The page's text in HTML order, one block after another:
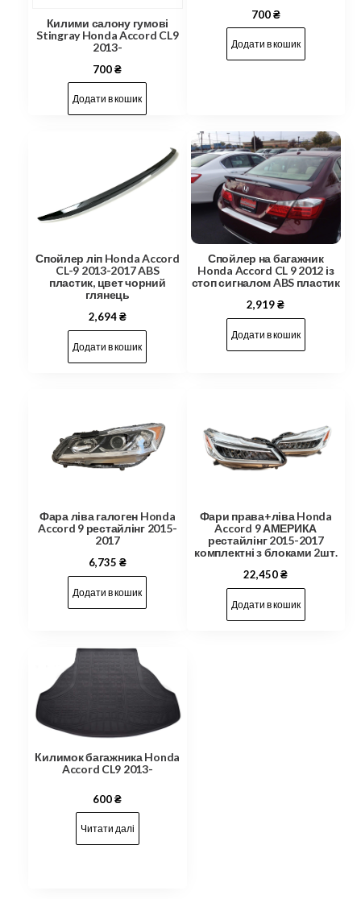
Килими салону гумові
Stingray Honda Accord CL9
2013-
700₴
Додати в кошик
700₴
Додати в кошик
Спойлер ліп Honda Accord
CL-9 2013-2017 ABS
пластик, цвет чорний
глянець
2,694₴
Додати в кошик
Спойлер на багажник
Honda Accord CL 9 2012 із
стоп сигналом ABS пластик
2,919₴
Додати в кошик
Фара ліва галоген Honda
Accord 9 рестайлінг 2015-
2017
6,735 ₴
Додати в кошик
Фари права+ліва Honda
Accord 9 АМЕРИКА
рестайлінг 2015-2017
комплектні з блоками 2шт.
22,450₴
Додати в кошик
Килимок багажника Honda
Accord CL9 2013-
600₴
Читати далі